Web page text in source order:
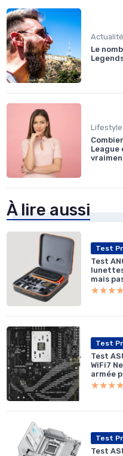
Actualité
Le
Lifestyle
League
À lire aussi
Test
Test
mais
Test
Test
WiFi7
armée
Test
Test